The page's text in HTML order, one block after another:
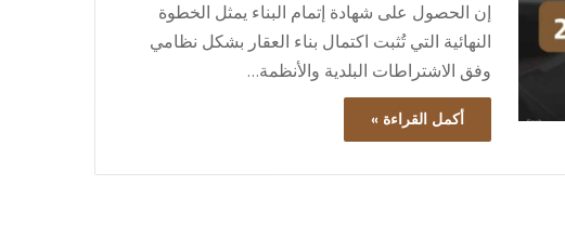
إن الحصول على شهادة إتمام البناء يمثل الخطوة
النهائية التي تُثبت اكتمال بناء العقار بشكل نظامي
وفق الاشتراطات البلدية والأنظمة…
أكمل القراءة »